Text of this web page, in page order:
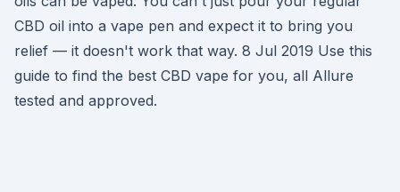
CBD oil into a vape pen and expect it to bring you
relief — it doesn't work that way. 8 Jul 2019 Use this
guide to find the best CBD vape for you, all Allure
tested and approved.